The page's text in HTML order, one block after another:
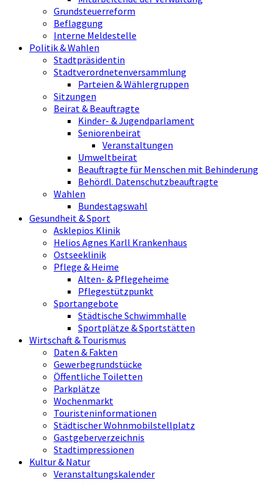
Grundsteuerreform
Beflaggung
Interne Meldestelle
Politik & Wahlen
Stadtpräsidentin
Stadtverordnetenversammlung
Parteien & Wählergruppen
Sitzungen
Beirat & Beauftragte
Kinder- & Jugendparlament
Seniorenbeirat
Veranstaltungen
Umweltbeirat
Beauftragte für Menschen mit Behinderung
Behördl. Datenschutzbeauftragte
Wahlen
Bundestagswahl
Gesundheit & Sport
Asklepios Klinik
Helios Agnes Karll Krankenhaus
Ostseeklinik
Pflege & Heime
Alten- & Pflegeheime
Pflegestützpunkt
Sportangebote
Städtische Schwimmhalle
Sportplätze & Sportstätten
Wirtschaft & Tourismus
Daten & Fakten
Gewerbegrundstücke
Öffentliche Toiletten
Parkplätze
Wochenmarkt
Touristeninformationen
Städtischer Wohnmobilstellplatz
Gastgeberverzeichnis
Stadtimpressionen
Kultur & Natur
Veranstaltungskalender